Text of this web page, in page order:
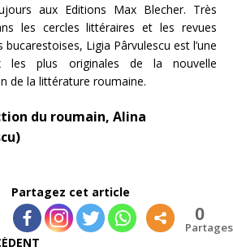
aux Editions Max Blecher. Très
les cercles littéraires et les revues
bucarestoises, Ligia Pârvulescu est l’une
les plus originales de la nouvelle
de la littérature roumaine.
du roumain, Alina
Partagez cet article
0
Partages